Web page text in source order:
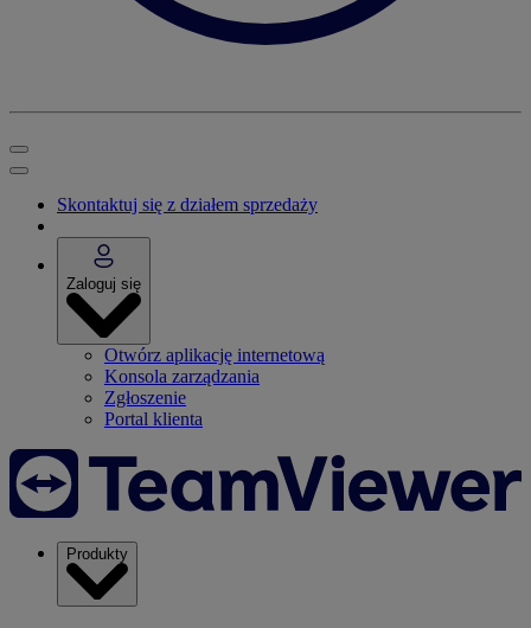
Skontaktuj się z działem sprzedaży
Zaloguj się
Otwórz aplikację internetową
Konsola zarządzania
Zgłoszenie
Portal klienta
Produkty